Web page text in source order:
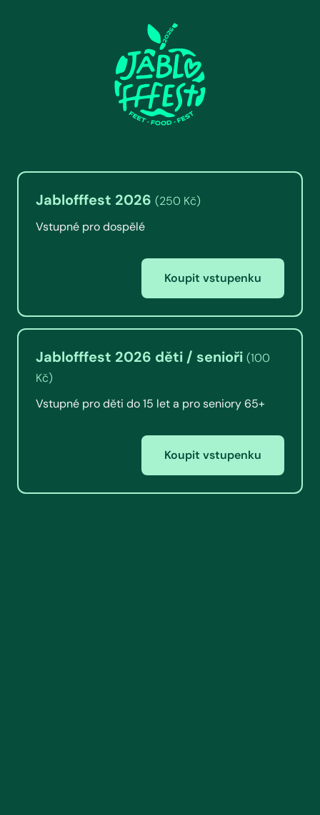
Jablofffest 2026 (250 Kč)
Vstupné pro dospělé
Koupit vstupenku
Jablofffest 2026 děti / senioři (100
Kč)
Vstupné pro děti do 15 let a pro seniory 65+
Koupit vstupenku